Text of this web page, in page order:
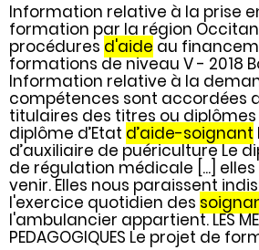
Information relative à la prise
formation par la région
procédures d'aide au
formations de niveau V - 2018
Information relative à la
compétences sont accordées
titulaires des titres ou diplômes
diplôme d’Etat d’aide-soignant
d’auxiliaire de puériculture Le
de régulation médicale [...]
venir. Elles nous paraissent
l'exercice quotidien des
l'ambulancier appartient. LES
PEDAGOGIQUES Le projet de